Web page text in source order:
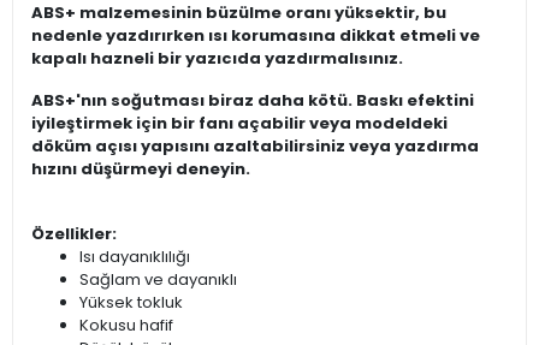
ABS+ malzemesinin büzülme oranı yüksektir, bu
nedenle yazdırırken ısı korumasına dikkat etmeli ve
kapalı hazneli bir yazıcıda yazdırmalısınız.
ABS+'nın soğutması biraz daha kötü. Baskı efektini
iyileştirmek için bir fanı açabilir veya modeldeki
döküm açısı yapısını azaltabilirsiniz veya yazdırma
hızını düşürmeyi deneyin.
Özellikler:
Isı dayanıklılığı
Sağlam ve dayanıklı
Yüksek tokluk
Kokusu hafif